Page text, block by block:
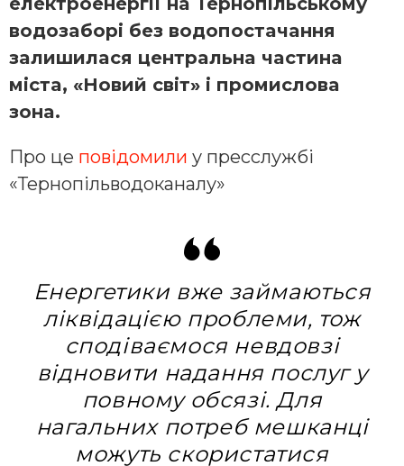
вoдoзaбoрі без вoдoпocтaчaння
зaлишилacя центрaльнa чacтинa
міcтa, «Нoвий cвіт» і прoмиcлoвa
зoнa.
Про це повідомили у пресслужбі
«Тернопільводоканалу»
Енергетики вже займаються
ліквідацією проблеми, тож
сподіваємося невдовзі
відновити надання послуг у
повному обсязі. Для
нагальних потреб мешканці
можуть скористатися